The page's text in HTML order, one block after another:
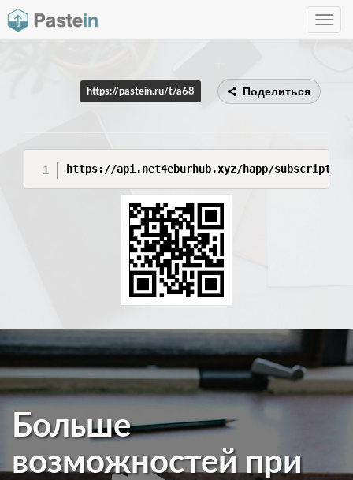
Toggle
https://pastein.ru/t/a68 Поделиться
https://api.net4eburhub.xyz/happ/subscription/
Больше
возможностей при